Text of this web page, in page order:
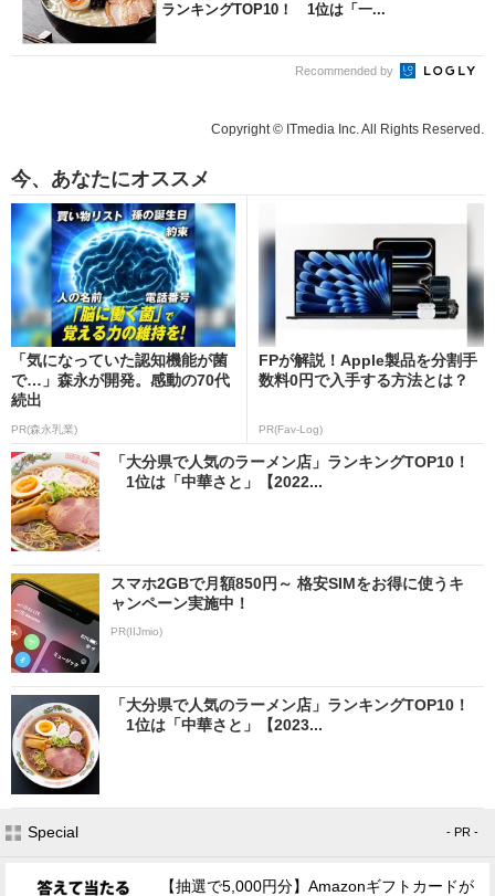
ランキングTOP10！ 1位は「一...
Recommended by
Copyright © ITmedia Inc. All Rights Reserved.
今、あなたにオススメ
「気になっていた認知機能が菌
で…」森永が開発。感動の70代
続出
PR(森永乳業)
FPが解説！Apple製品を分割手
数料0円で入手する方法とは？
PR(Fav-Log)
「大分県で人気のラーメン店」ランキングTOP10！
1位は「中華さと」【2022...
スマホ2GBで月額850円～ 格安SIMをお得に使うキ
ャンペーン実施中！
PR(IIJmio)
「大分県で人気のラーメン店」ランキングTOP10！
1位は「中華さと」【2023...
Special - PR -
【抽選で5,000円分】Amazonギフトカードが